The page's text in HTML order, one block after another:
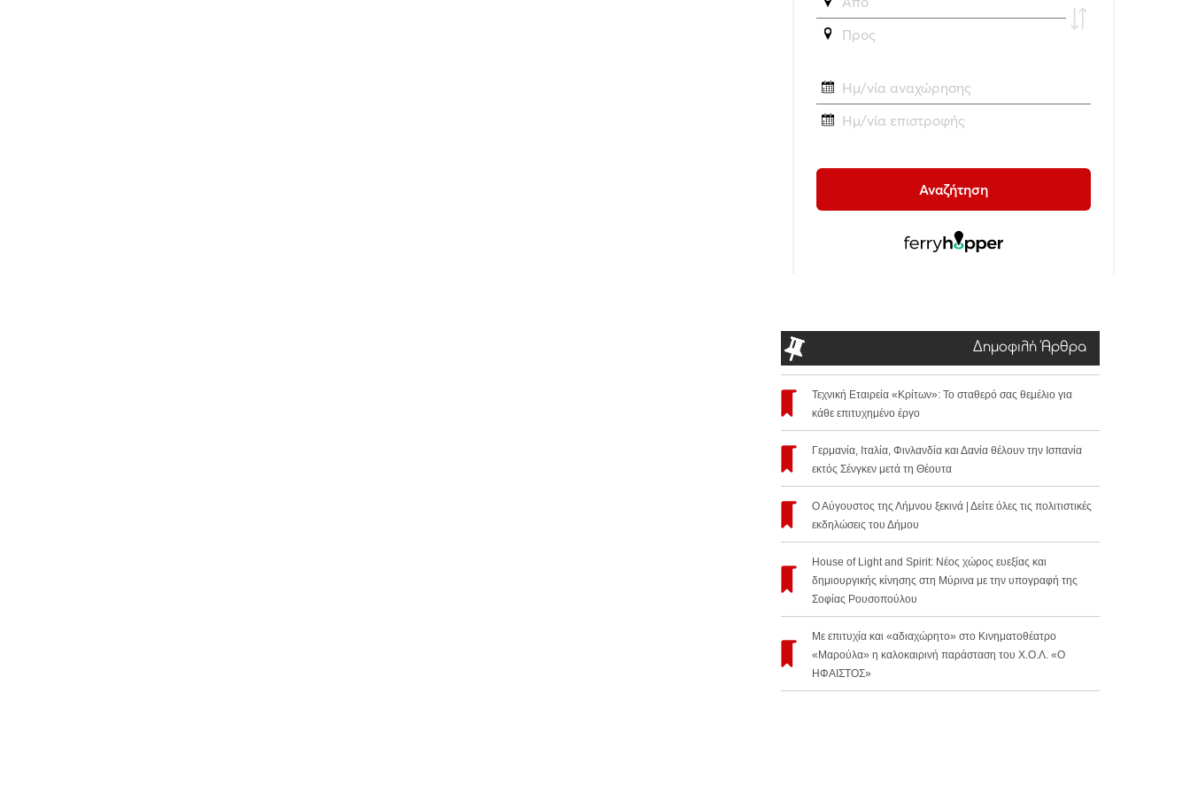
Δημοφιλή Άρθρα
Τεχνική Εταιρεία «Κρίτων»: Το σταθερό σας θεμέλιο για
κάθε επιτυχημένο έργο
Γερμανία, Ιταλία, Φινλανδία και Δανία θέλουν την Ισπανία
εκτός Σένγκεν μετά τη Θέουτα
Ο Αύγουστος της Λήμνου ξεκινά | Δείτε όλες τις πολιτιστικές
εκδηλώσεις του Δήμου
House of Light and Spirit: Νέος χώρος ευεξίας και
δημιουργικής κίνησης στη Μύρινα με την υπογραφή της
Σοφίας Ρουσοπούλου
Με επιτυχία και «αδιαχώρητο» στο Κινηματοθέατρο
«Μαρούλα» η καλοκαιρινή παράσταση του Χ.Ο.Λ. «Ο
ΗΦΑΙΣΤΟΣ»